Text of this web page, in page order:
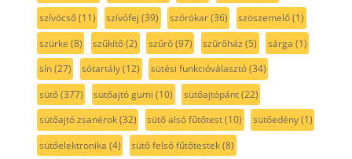
szívócső(11) szívófej (39) szórókar(36) szöszemelő(1)
szürke (8) szűkítő(2) szűrő(97) szűrőház (5) sárga (1)
sín(27) sótartály(12) sütési funkcióválasztó(34)
sütő(377) sütőajtó gumi (10) sütőajtópánt(22)
sütőajtó zsanérok(32) sütő alsó fűtőtest(10) sütőedény(1)
sütőelektronika (4) sütő felső fűtőtestek(8)